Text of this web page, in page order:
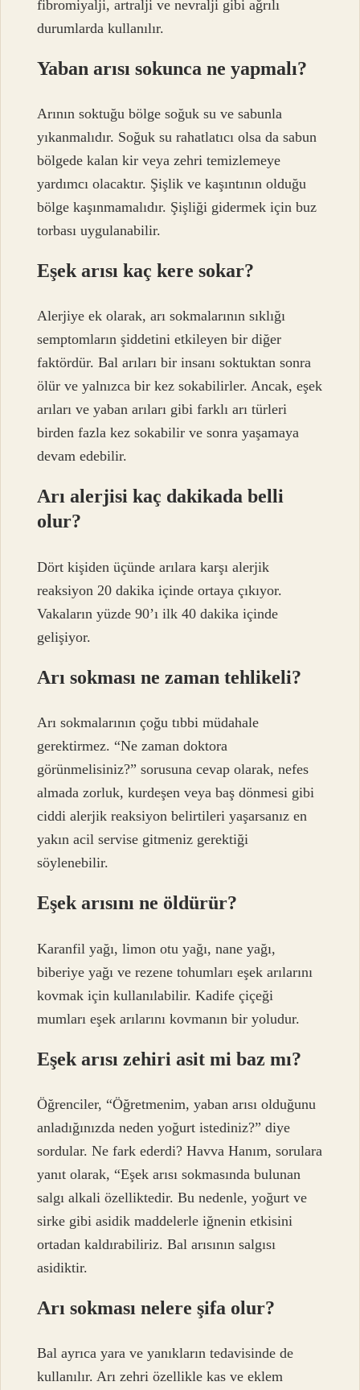
fibromiyalji, artralji ve nevralji gibi ağrılı
durumlarda kullanılır.
Yaban arısı sokunca ne yapmalı?
Arının soktuğu bölge soğuk su ve sabunla
yıkanmalıdır. Soğuk su rahatlatıcı olsa da sabun
bölgede kalan kir veya zehri temizlemeye
yardımcı olacaktır. Şişlik ve kaşıntının olduğu
bölge kaşınmamalıdır. Şişliği gidermek için buz
torbası uygulanabilir.
Eşek arısı kaç kere sokar?
Alerjiye ek olarak, arı sokmalarının sıklığı
semptomların şiddetini etkileyen bir diğer
faktördür. Bal arıları bir insanı soktuktan sonra
ölür ve yalnızca bir kez sokabilirler. Ancak, eşek
arıları ve yaban arıları gibi farklı arı türleri
birden fazla kez sokabilir ve sonra yaşamaya
devam edebilir.
Arı alerjisi kaç dakikada belli
olur?
Dört kişiden üçünde arılara karşı alerjik
reaksiyon 20 dakika içinde ortaya çıkıyor.
Vakaların yüzde 90’ı ilk 40 dakika içinde
gelişiyor.
Arı sokması ne zaman tehlikeli?
Arı sokmalarının çoğu tıbbi müdahale
gerektirmez. “Ne zaman doktora
görünmelisiniz?” sorusuna cevap olarak, nefes
almada zorluk, kurdeşen veya baş dönmesi gibi
ciddi alerjik reaksiyon belirtileri yaşarsanız en
yakın acil servise gitmeniz gerektiği
söylenebilir.
Eşek arısını ne öldürür?
Karanfil yağı, limon otu yağı, nane yağı,
biberiye yağı ve rezene tohumları eşek arılarını
kovmak için kullanılabilir. Kadife çiçeği
mumları eşek arılarını kovmanın bir yoludur.
Eşek arısı zehiri asit mi baz mı?
Öğrenciler, “Öğretmenim, yaban arısı olduğunu
anladığınızda neden yoğurt istediniz?” diye
sordular. Ne fark ederdi? Havva Hanım, sorulara
yanıt olarak, “Eşek arısı sokmasında bulunan
salgı alkali özelliktedir. Bu nedenle, yoğurt ve
sirke gibi asidik maddelerle iğnenin etkisini
ortadan kaldırabiliriz. Bal arısının salgısı
asidiktir.
Arı sokması nelere şifa olur?
Bal ayrıca yara ve yanıkların tedavisinde de
kullanılır. Arı zehri özellikle kas ve eklem